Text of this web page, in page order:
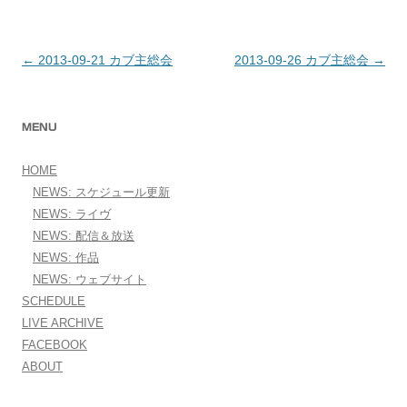
投稿ナビゲーション
← 2013-09-21 カブ主総会 2013-09-26 カブ主総会 →
MENU
HOME
NEWS: スケジュール更新
NEWS: ライヴ
NEWS: 配信＆放送
NEWS: 作品
NEWS: ウェブサイト
SCHEDULE
LIVE ARCHIVE
FACEBOOK
ABOUT